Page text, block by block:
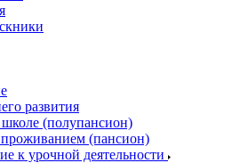
развития
(полупансион)
(пансион)
к урочной деятельности